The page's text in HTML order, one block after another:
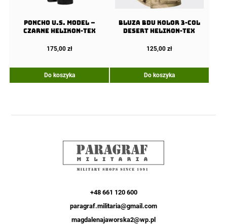
Poncho U.S. Model –
Czarne Helikon-Tex
175,00 zł
Do koszyka
Bluza BDU kolor 3-col
Desert Helikon-Tex
125,00 zł
Do koszyka
+48 661 120 600
paragraf.militaria@gmail.com
magdalenajaworska2@wp.pl